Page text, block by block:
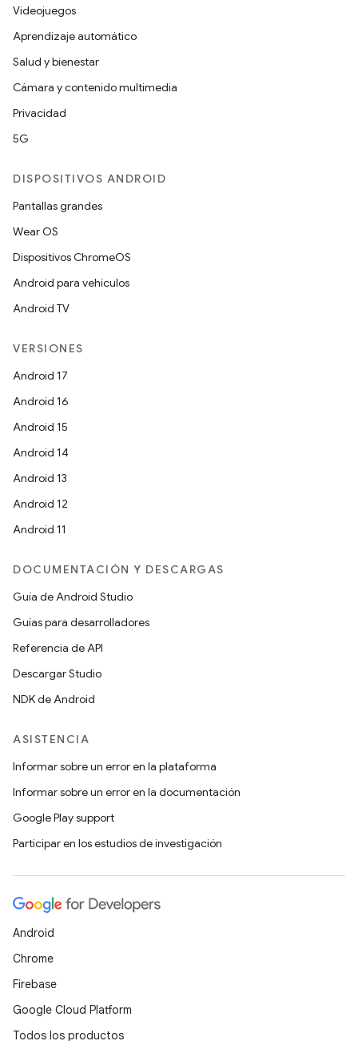
Videojuegos
Aprendizaje automático
Salud y bienestar
Cámara y contenido multimedia
Privacidad
5G
DISPOSITIVOS ANDROID
Pantallas grandes
Wear OS
Dispositivos ChromeOS
Android para vehículos
Android TV
VERSIONES
Android 17
Android 16
Android 15
Android 14
Android 13
Android 12
Android 11
DOCUMENTACIÓN Y DESCARGAS
Guía de Android Studio
Guías para desarrolladores
Referencia de API
Descargar Studio
NDK de Android
ASISTENCIA
Informar sobre un error en la plataforma
Informar sobre un error en la documentación
Google Play support
Participar en los estudios de investigación
Android
Chrome
Firebase
Google Cloud Platform
Todos los productos